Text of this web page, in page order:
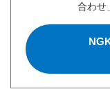
合わせ